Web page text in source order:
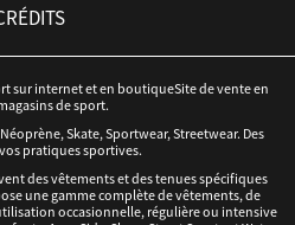
sur internet et en boutiqueSite de vente en
de sport.
Skate, Sportwear, Streetwear. Des
pratiques sportives.
des vêtements et des tenues spécifiques
une gamme complète de vêtements, de
occasionnelle, régulière ou intensive